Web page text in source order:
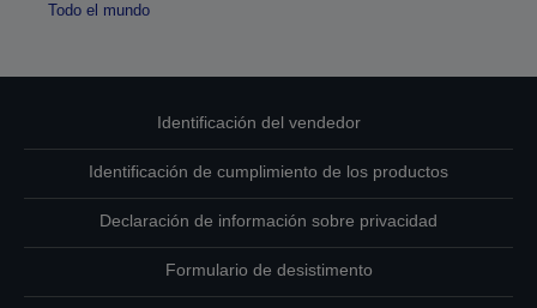
Todo el mundo
Identificación del vendedor
Identificación de cumplimiento de los productos
Declaración de información sobre privacidad
Formulario de desistimento